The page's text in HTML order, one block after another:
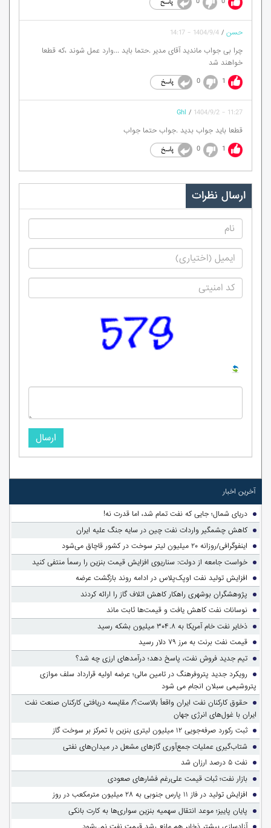
حسن /
1404/9/4 - 14:17
چرا بی جواب ماندید آقای مدیر .حتما باید ...وارد عمل شوند ،که قطعا
خواهند شد
1
0
Ghl / 1404/9/2 - 11:27
قطعا باید جواب بدید .جواب حتما جواب
1
0
ارسال نظرات
ارسال
آخرین اخبار
دریای شمال؛ جایی که نفت تمام شد، اما قدرت نه!
کاهش چشمگیر واردات نفت چین در سایه جنگ علیه ایران
اینفوگرافی/روزانه ۲۰ میلیون لیتر سوخت در کشور قاچاق می‌شود
خواست جامعه از دولت: سناریوی افزایش قیمت بنزین را رسماً منتفی کنید
افزایش تولید نفت اوپک‌پلاس در ادامه روند بازگشت عرضه
پژوهشگران بوشهری راهکار کاهش اتلاف گاز را ارائه کردند
نوسانات نفت کاهش یافت و قیمت‌ها ثابت ماند
ذخایر نفت خام آمریکا به ۳۰۴.۸ میلیون بشکه رسید
قیمت نفت برنت به مرز ۷۹ دلار رسید
تیم جدید فروش نفت، پاسخ دهد؛ درآمدهای ارزی چه شد؟
رویکرد جدید پتروفرهنگ در تامین مالی؛ عرضه اولیه قرارداد سلف موازی
پتروشیمی سبلان انجام می شود
حقوق کارکنان نفت ایران واقعاً بالاست؟/ مقایسه دریافتی کارکنان صنعت نفت
ایران با غول‌های انرژی جهان
ثبت رکورد صرفه‌جویی ۱۲ میلیون لیتری بنزین با تمرکز بر سوخت گاز
شتاب‌گیری عملیات جمع‌آوری گازهای مشعل در میدان‌های نفتی
نفت ۵ درصد ارزان شد
بازار نفت؛ ثبات قیمت علی‌رغم فشارهای صعودی
افزایش تولید در فاز ۱۱ پارس جنوبی به ۲۸ میلیون مترمکعب در روز
پایان پاییز؛ موعد انتقال سهمیه بنزین سواری‌ها به کارت بانکی